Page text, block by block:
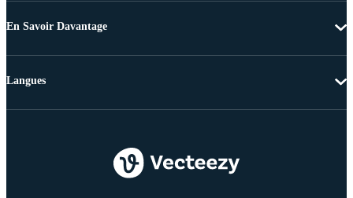
En Savoir Davantage
Langues